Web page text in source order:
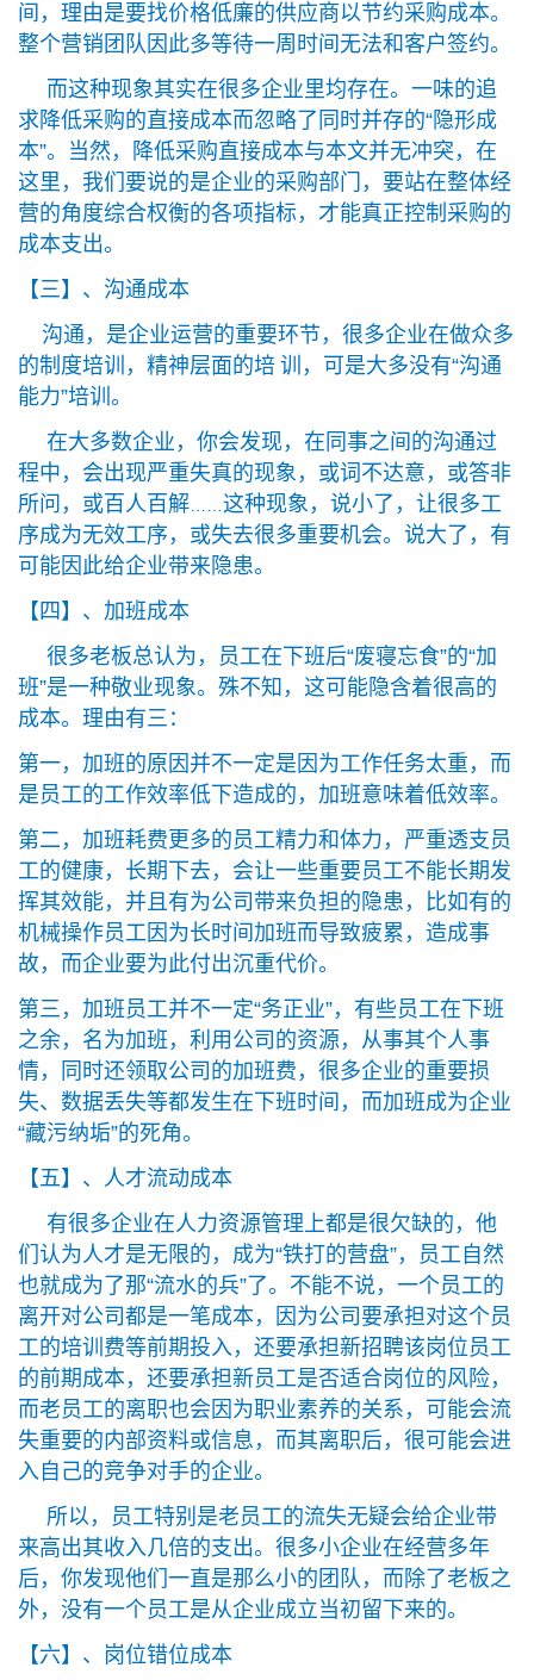
间，理由是要找价格低廉的供应商以节约采购成本。
整个营销团队因此多等待一周时间无法和客户签约。
而这种现象其实在很多企业里均存在。一味的追
求降低采购的直接成本而忽略了同时并存的“隐形成
本”。当然，降低采购直接成本与本文并无冲突，在
这里，我们要说的是企业的采购部门，要站在整体经
营的角度综合权衡的各项指标，才能真正控制采购的
成本支出。
【三】、沟通成本
沟通，是企业运营的重要环节，很多企业在做众多
的制度培训，精神层面的培 训，可是大多没有“沟通
能力”培训。
在大多数企业，你会发现，在同事之间的沟通过
程中，会出现严重失真的现象，或词不达意，或答非
所问，或百人百解
这种现象，说小了，让很多工
序成为无效工序，或失去很多重要机会。说大了，有
可能因此给企业带来隐患。
【四】、加班成本
很多老板总认为，员工在下班后“废寝忘食”的“加
班”是一种敬业现象。殊不知，这可能隐含着很高的
成本。理由有三：
第一，加班的原因并不一定是因为工作任务太重，而
是员工的工作效率低下造成的，加班意味着低效率。
第二，加班耗费更多的员工精力和体力，严重透支员
工的健康，长期下去，会让一些重要员工不能长期发
挥其效能，并且有为公司带来负担的隐患，比如有的
机械操作员工因为长时间加班而导致疲累，造成事
故，而企业要为此付出沉重代价。
第三，加班员工并不一定“务正业”，有些员工在下班
之余，名为加班，利用公司的资源，从事其个人事
情，同时还领取公司的加班费，很多企业的重要损
失、数据丢失等都发生在下班时间，而加班成为企业
“藏污纳垢”的死角。
【五】、人才流动成本
有很多企业在人力资源管理上都是很欠缺的，他
们认为人才是无限的，成为“铁打的营盘”，员工自然
也就成为了那“流水的兵”了。不能不说，一个员工的
离开对公司都是一笔成本，因为公司要承担对这个员
工的培训费等前期投入，还要承担新招聘该岗位员工
的前期成本，还要承担新员工是否适合岗位的风险，
而老员工的离职也会因为职业素养的关系，可能会流
失重要的内部资料或信息，而其离职后，很可能会进
入自己的竞争对手的企业。
所以，员工特别是老员工的流失无疑会给企业带
来高出其收入几倍的支出。很多小企业在经营多年
后，你发现他们一直是那么小的团队，而除了老板之
外，没有一个员工是从企业成立当初留下来的。
【六】、岗位错位成本